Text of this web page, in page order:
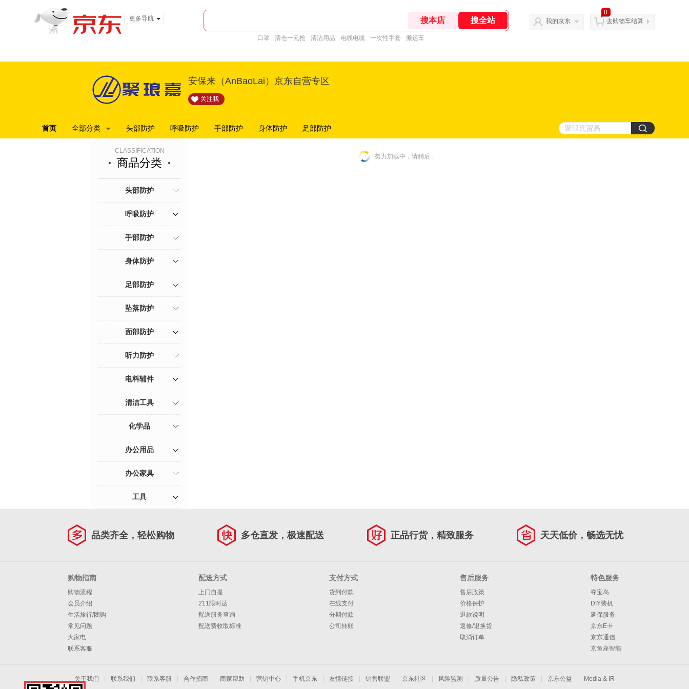
更多导航
口罩 清仓一元抢 清洁用品 电线电缆 一次性手套 搬运车
我的京东
0
去购物车结算
安保来（AnBaoLai）京东自营专区
关注我
首页 全部分类 头部防护 呼吸防护 手部防护 身体防护 足部防护
CLASSIFICATION
商品分类
头部防护
呼吸防护
手部防护
身体防护
足部防护
坠落防护
面部防护
听力防护
电料辅件
清洁工具
化学品
办公用品
办公家具
工具
努力加载中，请稍后...
品类齐全，轻松购物 多仓直发，极速配送 正品行货，精致服务 天天低价，畅选无忧
购物指南
购物流程
会员介绍
生活旅行/团购
常见问题
大家电
联系客服
配送方式
上门自提
211限时达
配送服务查询
配送费收取标准
支付方式
货到付款
在线支付
分期付款
公司转账
售后服务
售后政策
价格保护
退款说明
返修/退换货
取消订单
特色服务
夺宝岛
DIY装机
延保服务
京东E卡
京东通信
京鱼座智能
关于我们 联系我们 联系客服 合作招商 商家帮助 营销中心 手机京东 友情链接 销售联盟 京东社区 风险监测 质量公告 隐私政策 京东公益 Media & IR